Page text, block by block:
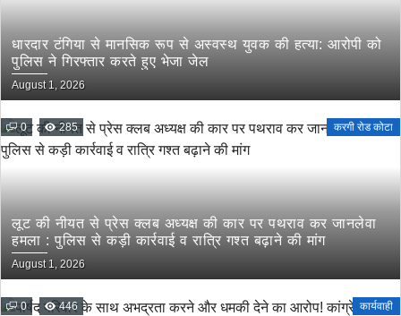
धारदार टंगिया से मानसिक रूप से अस्वस्थ युवक की हत्या: आरोपी को
पुलिस ने गिरफ्तार करते हुए भेजा जेल
August 1, 2026
0 285 करगी रोड कोटा
लूट की नीयत से प्रेस क्लब अध्यक्ष की कार पर पथराव कर जानलेवा
हमला : पुलिस से कड़ी कार्रवाई व रात्रि गश्त बढ़ाने की मांग
August 1, 2026
0 446 कार्यवाही